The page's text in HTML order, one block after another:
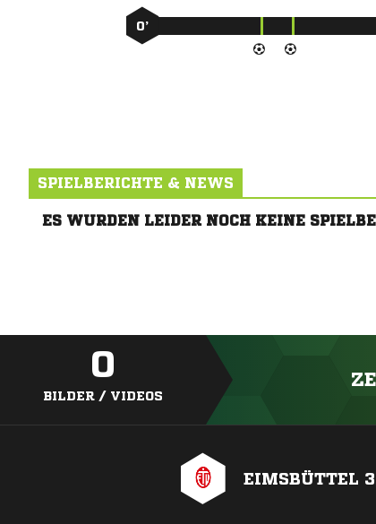
0’
SPIELBERICHTE & NEWS
ES WURDEN LEIDER NOCH KEINE
0
BILDER / VIDEOS
EIMSBÜTTEL